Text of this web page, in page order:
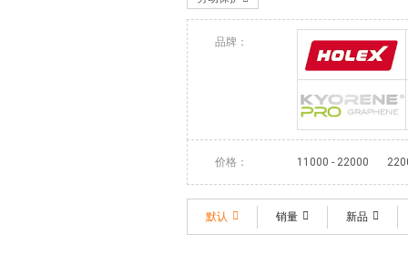
品牌：
HOLEX
价格： 11000 - 22000
默认 销量 新品